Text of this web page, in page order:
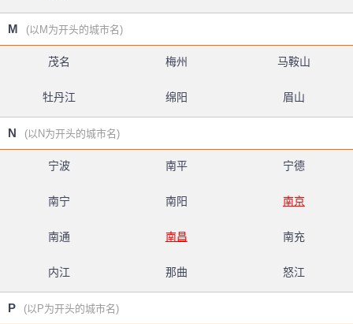
M (以M为开头的城市名)
茂名 梅州 马鞍山
牡丹江 绵阳 眉山
N (以N为开头的城市名)
宁波 南平 宁德
南宁 南阳 南京
南通 南昌 南充
内江 那曲 怒江
P (以P为开头的城市名)